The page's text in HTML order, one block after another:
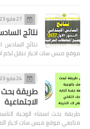
27 مايو 2023
نتائج السادس
موقع ميس سات اخبار ننقل لكم
24 مايو 2023
طريقة بحث
الاجتماعية
طريقة بحث اسماء الوجبة
متابعي موقع ميس سات اخبار